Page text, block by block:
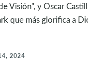
Visión", y Oscar
que más glorifica a
2024